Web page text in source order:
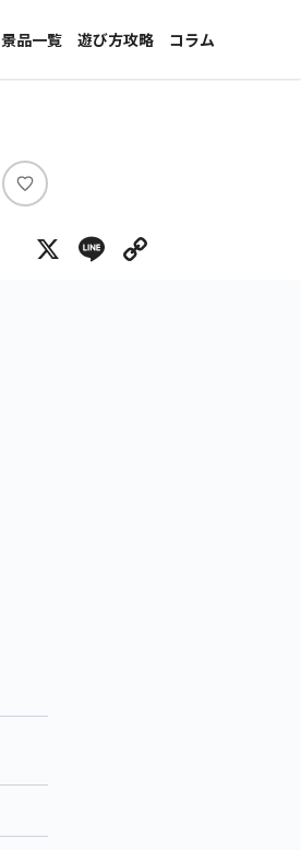
景品一覧
新着景品
メーカー一覧
遊び方攻略
コラム
インタビュー
い
ね
X Line